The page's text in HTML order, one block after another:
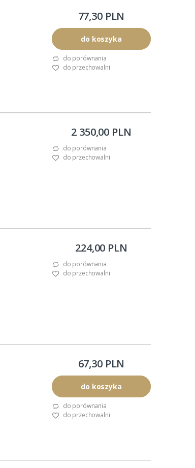
77,30 PLN
do koszyka
do porównania
do przechowalni
2 350,00 PLN
do porównania
do przechowalni
224,00 PLN
do porównania
do przechowalni
67,30 PLN
do koszyka
do porównania
do przechowalni